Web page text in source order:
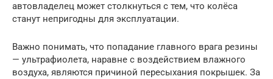
автовладелец может столкнуться с тем, что колёса
станут непригодны для эксплуатации.
Важно понимать, что попадание главного врага резины
— ультрафиолета, наравне с воздействием влажного
воздуха, являются причиной пересыхания покрышек. За